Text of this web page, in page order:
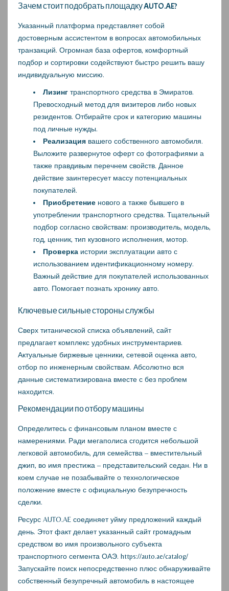
Зачем стоит подобрать площадку AUTO.AE?
Указанный платформа представляет собой
достоверным ассистентом в вопросах автомобильных
транзакций. Огромная база офертов, комфортный
подбор и сортировки содействуют быстро решить вашу
индивидуальную миссию.
Лизинг транспортного средства в Эмиратов.
Превосходный метод для визитеров либо новых
резидентов. Отбирайте срок и категорию машины
под личные нужды.
Реализация вашего собственного автомобиля.
Выложите развернутое оферт со фотографиями а
также правдивым перечнем свойств. Данное
действие заинтересует массу потенциальных
покупателей.
Приобретение нового а также бывшего в
употреблении транспортного средства. Тщательный
подбор согласно свойствам: производитель, модель,
год, ценник, тип кузовного исполнения, мотор.
Проверка истории эксплуатации авто с
использованием идентификационному номеру.
Важный действие для покупателей использованных
авто. Помогает познать хронику авто.
Ключевые сильные стороны службы
Сверх титанической списка объявлений, сайт
предлагает комплекс удобных инструментариев.
Актуальные биржевые ценники, сетевой оценка авто,
отбор по инженерным свойствам. Абсолютно вся
данные систематизирована вместе с без проблем
находится.
Рекомендации по отбору машины
Определитесь с финансовым планом вместе с
намерениями. Ради мегаполиса сгодится небольшой
легковой автомобиль, для семейства – вместительный
джип, во имя престижа – представительский седан. Ни в
коем случае не позабывайте о технологическое
положение вместе с официальную безупречность
сделки.
Ресурс AUTO.AE соединяет уйму предложений каждый
день. Этот факт делает указанный сайт громадным
средством во имя произвольного субъекта
транспортного сегмента ОАЭ. https://auto.ae/catalog/
Запускайте поиск непосредственно плюс обнаруживайте
собственный безупречный автомобиль в настоящее